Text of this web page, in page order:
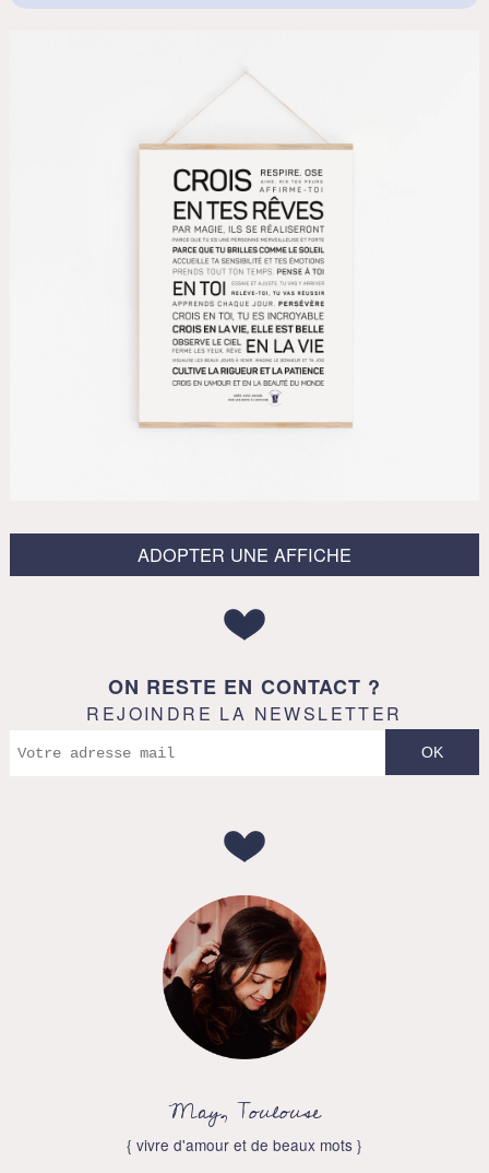
ADOPTER UNE AFFICHE
ON RESTE EN CONTACT ?
REJOINDRE LA NEWSLETTER
May, Toulouse
{ vivre d'amour et de beaux mots }